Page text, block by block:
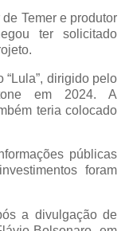
Temer e produtor
ter solicitado
dirigido pelo
em 2024. A
teria colocado
públicas
foram
a divulgação de